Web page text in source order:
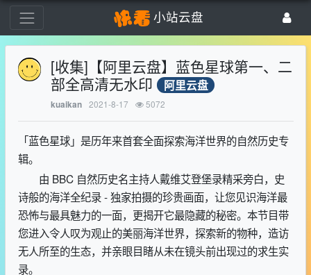
小站云盘
[收集]【阿里云盘】蓝色星球第一、二
部全高清无水印 阿里云盘
kuaikan 2021-8-17 5072
「蓝色星球」是历年来首套全面探索海洋世界的自然历史专
辑。
由 BBC 自然历史名主持人戴维艾登堡录精采旁白，史
诗般的海洋全纪录 - 独家拍摄的珍贵画面，让您见识海洋最
恐怖与最具魅力的一面，更揭开它最隐藏的秘密。本节目带
您进入令人叹为观止的美丽海洋世界，探索新的物种，造访
无人所至的生态，并亲眼目睹从未在镜头前出现过的求生实
录。